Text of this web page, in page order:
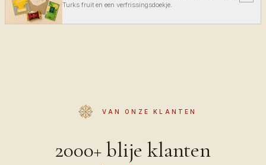
Turks fruit en een verfrissingsdoekje.
VAN ONZE KLANTEN
2000+ blije klanten